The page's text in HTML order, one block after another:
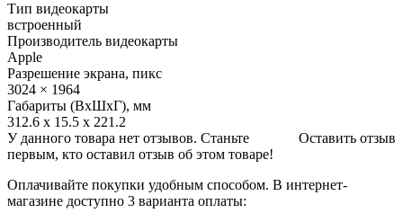
Тип видеокарты
встроенный
Производитель видеокарты
Apple
Разрешение экрана, пикс
3024 × 1964
Габариты (ВхШхГ), мм
312.6 x 15.5 x 221.2
Оставить отзыв
У данного товара нет отзывов. Станьте
первым, кто оставил отзыв об этом товаре!
Оплачивайте покупки удобным способом. В интернет-
магазине доступно 3 варианта оплаты: